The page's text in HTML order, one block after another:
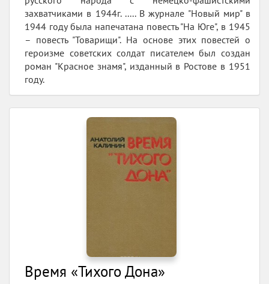
захватчиками в 1944г. ..... В журнале "Новый мир" в
1944 году была напечатана повесть "На Юге", в 1945
– повесть "Товарищи". На основе этих повестей о
героизме советских солдат писателем был создан
роман "Красное знамя", изданный в Ростове в 1951
году.
Время «Тихого Дона»